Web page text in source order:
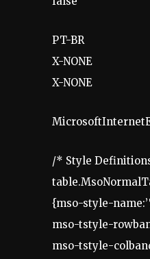
PT-BR
X-NONE
X-NONE
/* Style
{mso-style-
mso-tstyle-
mso-tstyle-